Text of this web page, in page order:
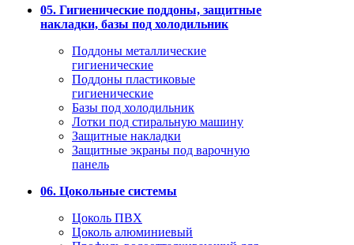
05. Гигиенические поддоны, защитные
накладки, базы под холодильник
Поддоны металлические
гигиенические
Поддоны пластиковые
гигиенические
Базы под холодильник
Лотки под стиральную машину
Защитные накладки
Защитные экраны под варочную
панель
06. Цокольные системы
Цоколь ПВХ
Цоколь алюминиевый